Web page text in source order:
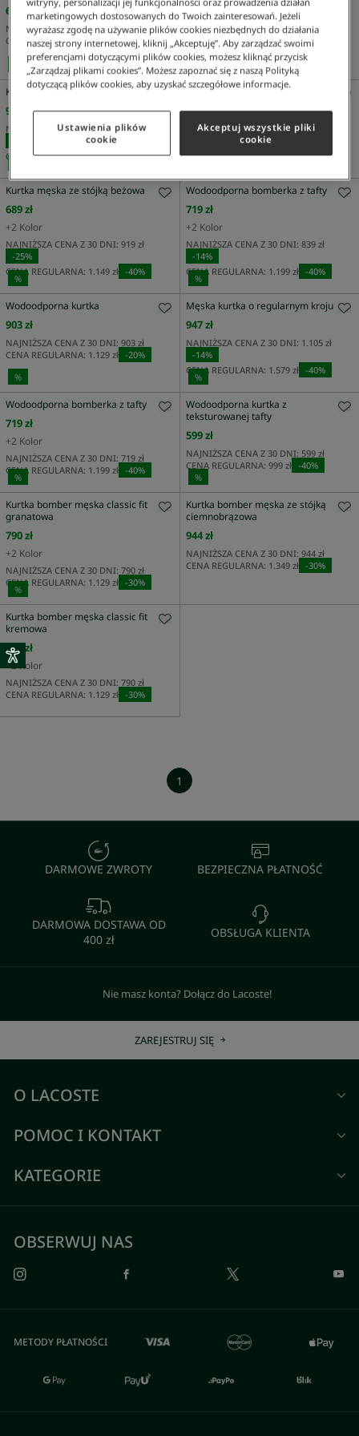
629 zł
NAJNIŻSZA CENA Z 30 DNI: 629 zł
CENA REGULARNA: 899 zł -30%
804 zł
+2Kolor
NAJNIŻSZA CENA Z 30 DNI: 804 zł
CENA REGULARNA: 1.149 zł -
Kurtka męska z zamkiem granatowa
947 zł
NAJNIŻSZA CENA Z 30 DNI: 1.105 zł
CENA REGULARNA: 1.579 zł -40%
Kurtka męska z kapturem z blokadą
769 zł
Kurtka męska ze stójką beżowa
689 zł
+2 Kolor
NAJNIŻSZA CENA Z 30 DNI: 919 zł
-25%
CENA REGULARNA: 1.149 zł -40%
Wodoodporna bomberka z tafty
719 zł
+2 Kolor
NAJNIŻSZA CENA Z 30 DNI: 839 zł
-14%
CENA REGULARNA: 1.199 zł -40%
%
Wodoodporna kurtka
903 zł
NAJNIŻSZA CENA Z 30 DNI: 903 zł
CENA REGULARNA: 1.129 zł -20%
%
Męska kurtka o regularnym kroju
947 zł
NAJNIŻSZA CENA Z 30 DNI: 1.105 zł
-14%
CENA REGULARNA: 1.579 zł -40%
%
Wodoodporna bomberka z tafty
719 zł
+2 Kolor
NAJNIŻSZA CENA Z 30 DNI: 719 zł
CENA REGULARNA: 1.199 zł -40%
%
Wodoodporna kurtka z
teksturowanej tafty
599 zł
NAJNIŻSZA CENA Z 30 DNI: 599 zł
CENA REGULARNA: 999 zł -40%
%
Kurtka bomber męska classic fit
granatowa
790 zł
+2 Kolor
NAJNIŻSZA CENA Z 30 DNI: 790 zł
CENA REGULARNA: 1.129 zł -30%
%
Kurtka bomber męska ze stójką
ciemnobrązowa
944 zł
NAJNIŻSZA CENA Z 30 DNI: 944 zł
CENA REGULARNA: 1.349 zł -30%
%
Kurtka bomber męska classic fit
kremowa
790 zł
+2Kolor
NAJNIŻSZA CENA Z 30 DNI: 790 zł
CENA REGULARNA: 1.129 zł -30%
1
DARMOWE ZWROTY BEZPIECZNA PŁATNOŚĆ
DARMOWA DOSTAWA OD
400 zł
OBSŁUGA KLIENTA
Nie masz konta? Dołącz do Lacoste!
ZAREJESTRUJ SIĘ
O LACOSTE
POMOC I KONTAKT
KATEGORIE
OBSERWUJ NAS
METODY PŁATNOŚCI
marketingowych dostosowanych do Twoich zainteresowań. Jeżeli
wyrażasz zgodę na używanie plików cookies niezbędnych do działania
naszej strony internetowej, kliknij „Akceptuję”. Aby zarządzać swoimi
preferencjami dotyczącymi plików cookies, możesz kliknąć przycisk
„Zarządzaj plikami cookies”. Możesz zapoznać się z naszą Polityką
dotyczącą plików cookies, aby uzyskać szczegółowe informacje.
Ustawienia plików
cookie
Akceptuj wszystkie pliki
cookie